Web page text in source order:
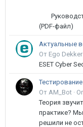
(PDF-файл)
Актуальные
От Ego Dekker
ESET Cyber
От AM_Bot ·
Теория
практике? Мы
решили не